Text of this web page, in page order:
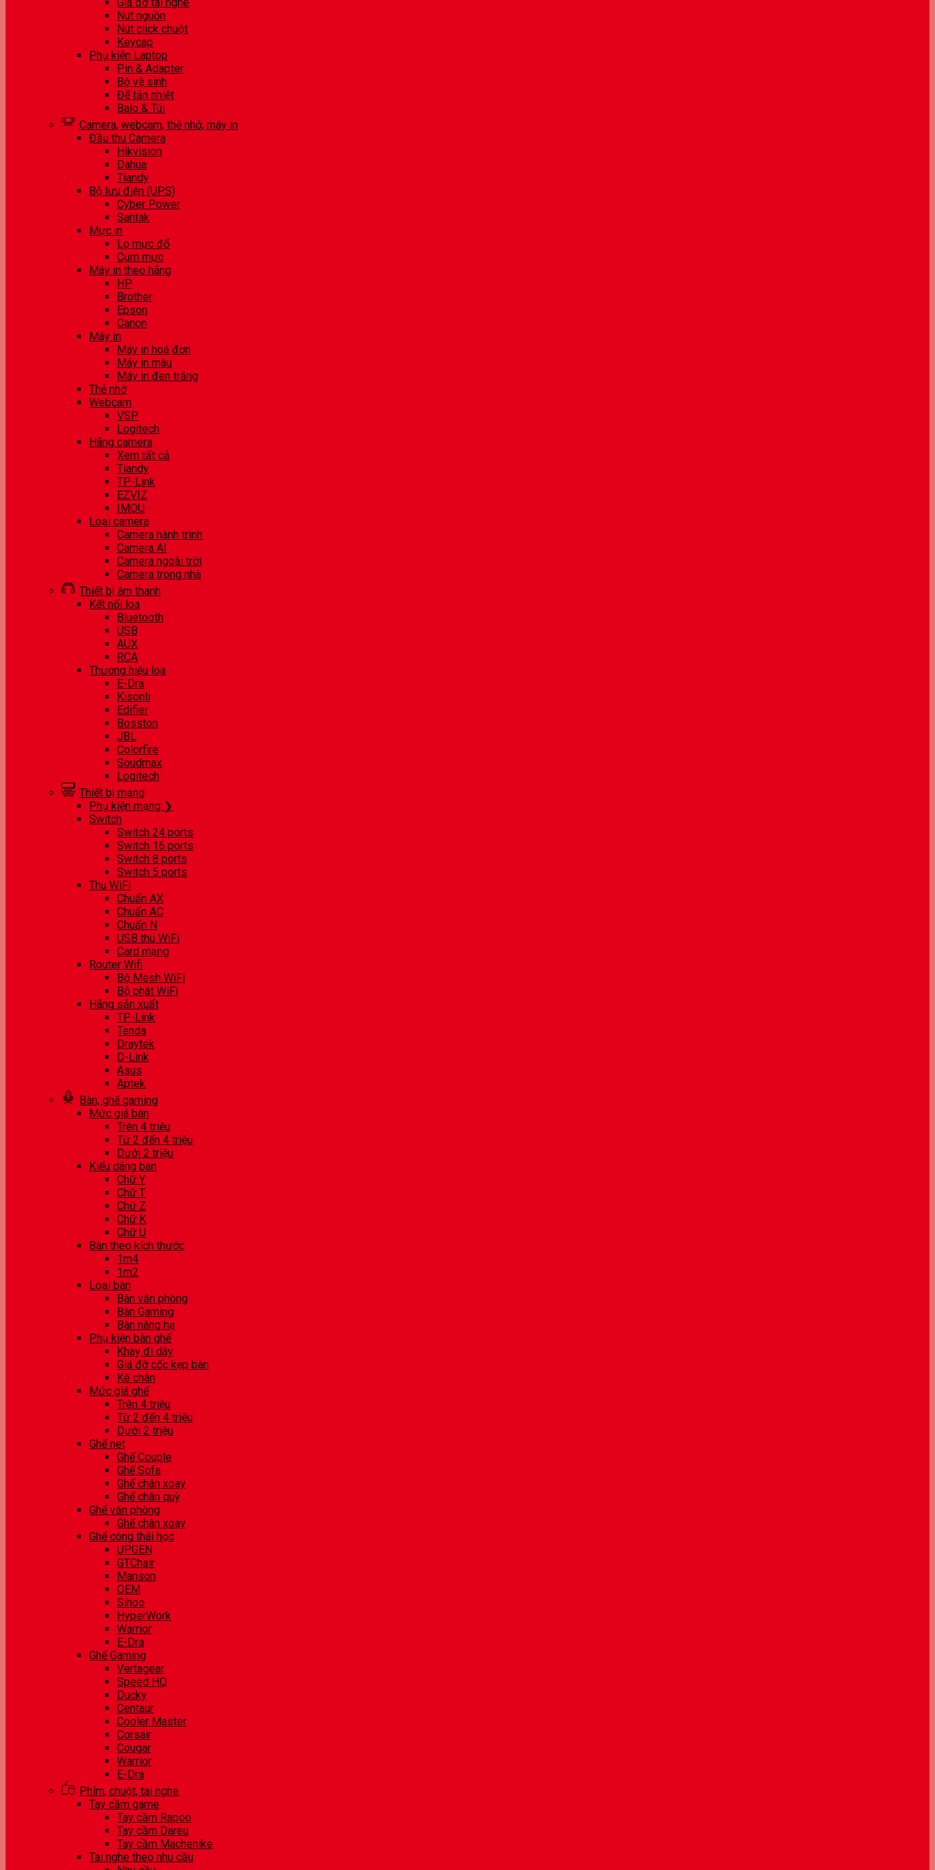
Nút nguồn
Nút click chuột
Keycap
Phụ kiện Laptop
Pin & Adapter
Bộ vệ sinh
Đế tản nhiệt
Balo & Túi
Camera, webcam, thẻ nhớ, máy in
Đầu thu Camera
Hikvision
Dahua
Tiandy
Bộ lưu điện (UPS)
Cyber Power
Santak
Mực in
Lọ mực đổ
Cụm mực
Máy in theo hãng
HP
Brother
Epson
Canon
Máy in
Máy in hoá đơn
Máy in màu
Máy in đen trắng
Thẻ nhớ
Webcam
VSP
Logitech
Hãng camera
Xem tất cả
Tiandy
TP-Link
EZVIZ
IMOU
Loại camera
Camera hành trình
Camera AI
Camera ngoài trời
Camera trong nhà
Thiết bị âm thanh
Kết nối loa
Bluetooth
USB
AUX
RCA
Thương hiệu loa
E-Dra
Kisonli
Edifier
Bosston
JBL
Colorfire
Soudmax
Logitech
Thiết bị mạng
Phụ kiện mạng ❯
Switch
Switch 24 ports
Switch 16 ports
Switch 8 ports
Switch 5 ports
Thu WiFi
Chuẩn AX
Chuẩn AC
Chuẩn N
USB thu WiFi
Card mạng
Router Wifi
Bộ Mesh WiFi
Bộ phát WiFi
Hãng sản xuất
TP-Link
Tenda
Draytek
D-Link
Asus
Aptek
Bàn, ghế gaming
Mức giá bàn
Trên 4 triệu
Từ 2 đến 4 triệu
Dưới 2 triệu
Kiểu dáng bàn
Chữ Y
Chữ T
Chữ Z
Chữ K
Chữ U
Bàn theo kích thước
1m4
1m2
Loại bàn
Bàn văn phòng
Bàn Gaming
Bàn nâng hạ
Phụ kiện bàn ghế
Khay đi dây
Giá đỡ cốc kẹp bàn
Kê chân
Mức giá ghế
Trên 4 triệu
Từ 2 đến 4 triệu
Dưới 2 triệu
Ghế net
Ghế Couple
Ghế Sofa
Ghế chân xoay
Ghế chân quỳ
Ghế văn phòng
Ghế chân xoay
Ghế công thái học
UPGEN
GTChair
Manson
OEM
Sihoo
HyperWork
Warrior
E-Dra
Ghế Gaming
Vertagear
Speed HQ
Ducky
Centaur
Cooler Master
Corsair
Cougar
Warrior
E-Dra
Phím, chuột, tai nghe
Tay cầm game
Tay cầm Rapoo
Tay cầm Dareu
Tay cầm Machenike
Tai nghe theo nhu cầu